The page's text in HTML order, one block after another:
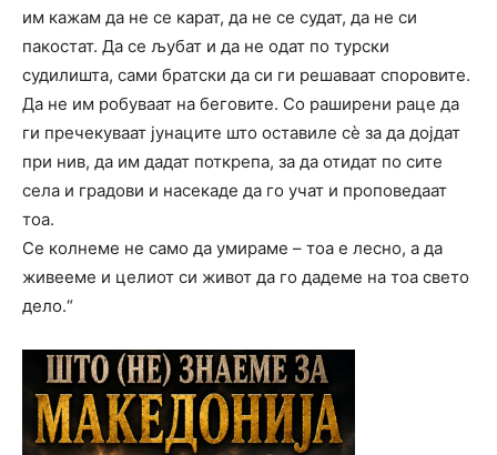
им кажам да не се карат, да не се судат, да не си
пакостат. Да се љубат и да не одат по турски
судилишта, сами братски да си ги решаваат споровите.
Да не им робуваат на беговите. Со раширени раце да
ги пречекуваат јунаците што оставиле сѐ за да дојдат
при нив, да им дадат поткрепа, за да отидат по сите
села и градови и насекаде да го учат и проповедаат
тоа.
Се колнеме не само да умираме – тоа е лесно, а да
живееме и целиот си живот да го дадеме на тоа свето
дело.“